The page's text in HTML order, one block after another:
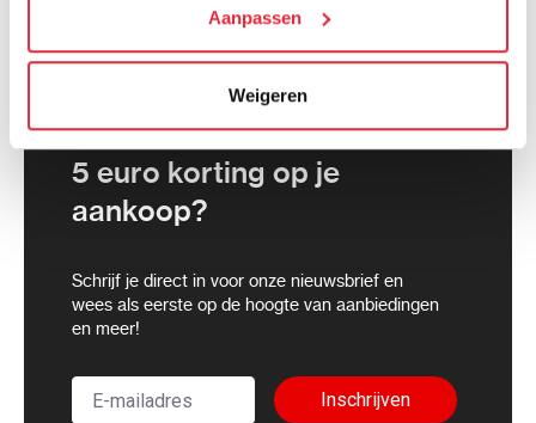
We werken samen met21 derden
die uw gegevens
kunnen ontvangen en verwerken.
Aanpassen
Weigeren
5 euro korting op je
aankoop?
Schrijf je direct in voor onze nieuwsbrief en
wees als eerste op de hoogte van aanbiedingen
en meer!
Inschrijven